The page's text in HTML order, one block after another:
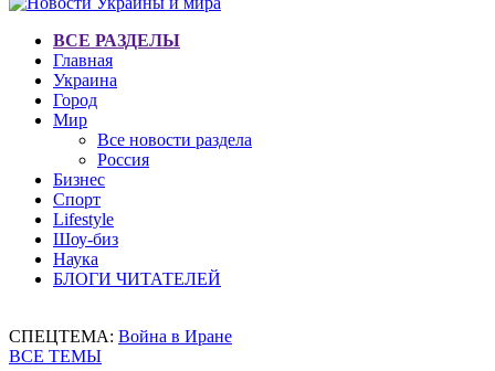
ВСЕ РАЗДЕЛЫ
Главная
Украина
Город
Мир
Все новости раздела
Россия
Бизнес
Спорт
Lifestyle
Шоу-биз
Наука
БЛОГИ ЧИТАТЕЛЕЙ
СПЕЦТЕМА: Война в Иране
ВСЕ ТЕМЫ